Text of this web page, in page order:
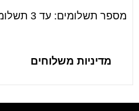
מספר תשלומים: עד 3 תשלומים בכרטיס אשראי
מדיניות משלוחים